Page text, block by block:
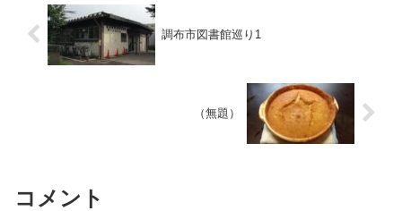
調布市図書館巡り1
（無題）
コメント